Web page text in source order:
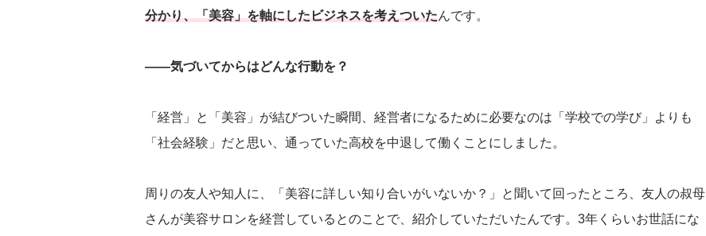
分かり、「美容」を軸にしたビジネスを考えついたんです。
――気づいてからはどんな行動を？
「経営」と「美容」が結びついた瞬間、経営者になるために必要なのは「学校での学び」よりも
「社会経験」だと思い、通っていた高校を中退して働くことにしました。
周りの友人や知人に、「美容に詳しい知り合いがいないか？」と聞いて回ったところ、友人の叔母
さんが美容サロンを経営しているとのことで、紹介していただいたんです。3年くらいお世話にな